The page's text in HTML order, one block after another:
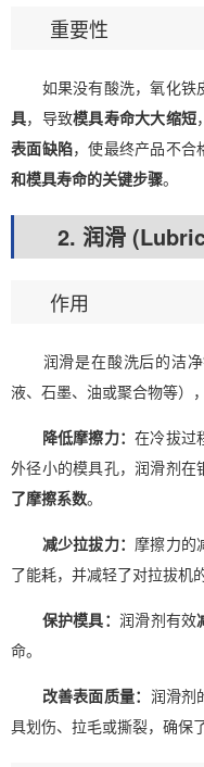
重要性
如果没有酸洗，氧化铁
具，导致模具寿命大大缩短
表面缺陷，使最终产品不合
和模具寿命的关键步骤。
2. 润滑
作用
润滑是在酸洗后的洁净
液、石墨、油或聚合物等）
降低摩擦力：在冷拔过
外径小的模具孔，润滑剂
了摩擦系数。
减少拉拔力： 摩擦力的
了能耗，并减轻了对拉拔机
保护模具： 润滑剂有效
命。
改善表面质量： 润滑剂
具划伤、拉毛或撕裂，确保